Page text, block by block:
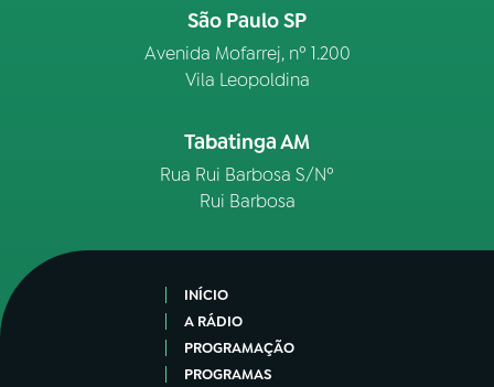
São Paulo SP
Avenida Mofarrej, nº 1.200
Vila Leopoldina
Tabatinga AM
Rua Rui Barbosa S/Nº
Rui Barbosa
INÍCIO
A RÁDIO
PROGRAMAÇÃO
PROGRAMAS